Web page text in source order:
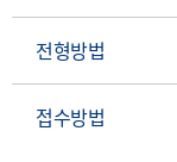
전형방법
접수방법